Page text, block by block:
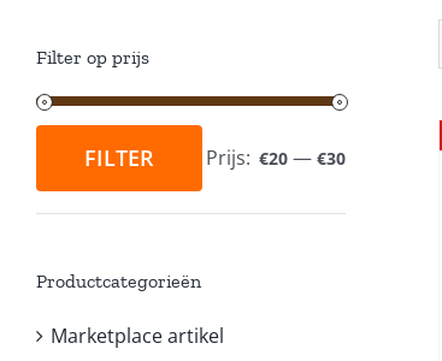
Filter op prijs
prijs
prijs
FILTER Prijs: €20— €30
Productcategorieën
Marketplace artikel